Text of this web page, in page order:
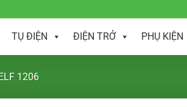
TỤ ĐIỆN ĐIỆN TRỞ PHỤ KIỆN
1206